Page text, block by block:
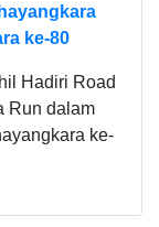
ke-80
Hadiri Road
Run dalam
ke-